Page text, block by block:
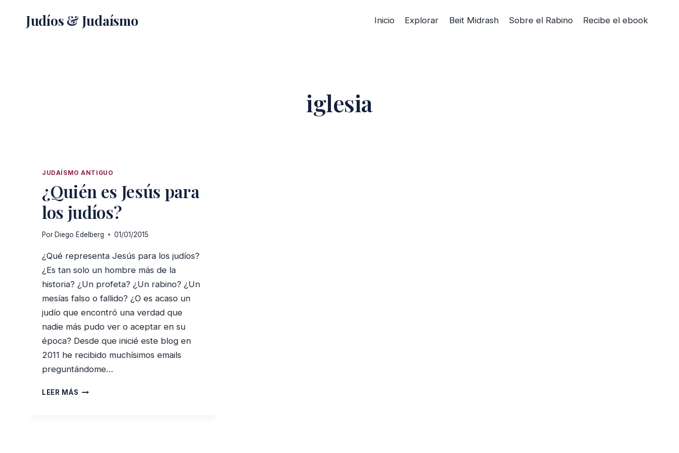
Judíos & Judaísmo Inicio Explorar Beit Midrash Sobre el Rabino Recibe el ebook
iglesia
JUDAÍSMO ANTIGUO
¿Quién es Jesús para
los judíos?
Por Diego Edelberg 01/01/2015
¿Qué representa Jesús para los judíos?
¿Es tan solo un hombre más de la
historia? ¿Un profeta? ¿Un rabino? ¿Un
mesías falso o fallido? ¿O es acaso un
judío que encontró una verdad que
nadie más pudo ver o aceptar en su
época? Desde que inicié este blog en
2011 he recibido muchísimos emails
preguntándome…
LEER MÁS ¿QUIÉN